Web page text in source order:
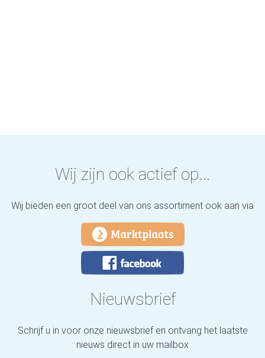
Wij zijn ook actief op...
Wij bieden een groot deel van ons assortiment ook aan via
Nieuwsbrief
Schrijf u in voor onze nieuwsbrief en ontvang het laatste
nieuws direct in uw mailbox